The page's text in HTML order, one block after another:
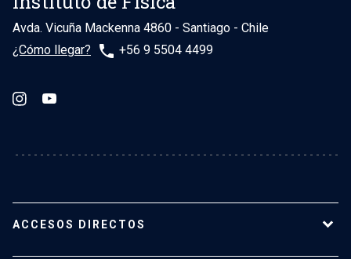
Avda. Vicuña Mackenna 4860 - Santiago - Chile
¿Cómo llegar?
phone +56 9 5504 4499
ACCESOS DIRECTOS